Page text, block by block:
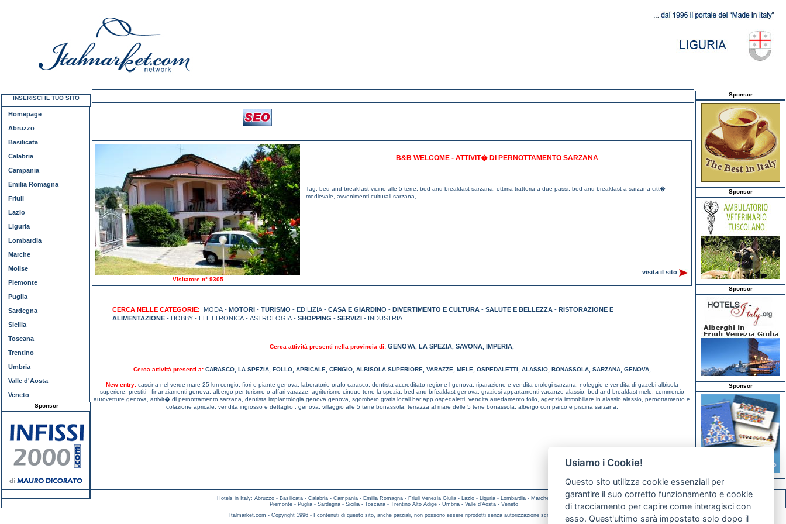
Visitatore n° 9305
B&B WELCOME - ATTIVIT� DI PERNOTTAMENTO SARZANA
Tag: bed and breakfast vicino alle 5 terre bed and breakfast sarzana ottima trattoria a due passi bed and breakfast a sarzana citt�
medievale
avvenimenti culturali sarzana
visita il sito
CERCA NELLE CATEGORIE: MODA - MOTORI - TURISMO - EDILIZIA - CASA E GIARDINO - DIVERTIMENTO E CULTURA - SALUTE E BELLEZZA - RISTORAZIONE E
ALIMENTAZIONE - HOBBY - ELETTRONICA - ASTROLOGIA - SHOPPING - SERVIZI - INDUSTRIA
Cerca attività presenti nella provincia di: GENOVA, LA SPEZIA, SAVONA, IMPERIA,
Cerca attività presenti a: CARASCO, LA SPEZIA, FOLLO, APRICALE, CENGIO, ALBISOLA SUPERIORE, VARAZZE, MELE, OSPEDALETTI, ALASSIO, BONASSOLA, SARZANA, GENOVA,
New entry: cascina nel verde mare 25 km cengio, fiori e piante genova, laboratorio orafo carasco, dentista accreditato regione l genova, riparazione e vendita orologi sarzana, noleggio e vendita di gazebi albisola
superiore, prestiti - finanziamenti genova, albergo per turismo o affari varazze, agriturismo cinque terre la spezia, bed and brfeakfast genova, graziosi appartamenti vacanze alassio, bed and breakfast mele, commercio
autovetture genova, attivit� di pernottamento sarzana, dentista implantologia genova genova, sgombero gratis locali bar app ospedaletti, vendita arredamento follo, agenzia immobiliare in alassio alassio, pernottamento e
colazione apricale, vendita ingrosso e dettaglio , genova, villaggio alle 5 terre bonassola, terrazza al mare delle 5 terre bonassola, albergo con parco e piscina sarzana,
INSERISCI IL TUO SITO
Homepage
Abruzzo
Basilicata
Calabria
Campania
Emilia Romagna
Friuli
Lazio
Liguria
Lombardia
Marche
Molise
Piemonte
Puglia
Sardegna
Sicilia
Toscana
Trentino
Umbria
Valle d'Aosta
Veneto
Sponsor
Sponsor
Sponsor
Sponsor
Sponsor
Hotels in Italy: Abruzzo - Basilicata - Calabria - Campania - Emilia Romagna - Friuli Venezia Giulia - Lazio - Liguria - Lombardia - Marche
Molise
Piemonte- Puglia- Sardegna- Sicilia- Toscana- Trentino Alto Adige- Umbria- Valle d'Aosta- Veneto
Italmarket.com - Copyright 1996 - I contenuti di questo sito, anche parziali, non possono essere riprodotti senza autorizzazione scritta.
Usiamo i Cookie!
Questo sito utilizza cookie essenziali per
garantire il suo corretto funzionamento e cookie
di tracciamento per capire come interagisci con
esso. Quest'ultimo sarà impostato solo dopo il